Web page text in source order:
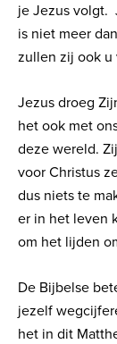
je Jezus volgt.
is niet meer
zullen zij ook u
Jezus droeg
het ook met
deze wereld.
voor Christus
dus niets te
er in het leven
om het lijden
De Bijbelse
jezelf
het in dit